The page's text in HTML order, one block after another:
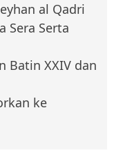
al Qadri
Sera Serta
Batin XXIV dan
ke